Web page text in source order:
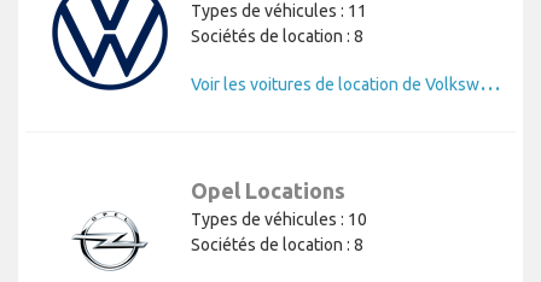
Types de véhicules : 11
Sociétés de location : 8
V
oir les voitures de location de Volkswagen
Opel Locations
Types de véhicules : 10
Sociétés de location : 8